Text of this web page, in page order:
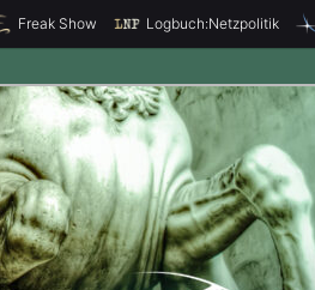
Freak Show Logbuch:Netzpolitik